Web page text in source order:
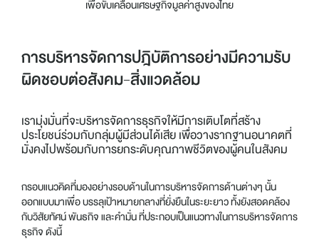
เพื่อขับเคลื่อนเศรษฐกิจมูลค่าสูงของไทย
การบริหารจัดการปฎิบัติการอย่างมีความรับ
ผิดชอบต่อสังคม-สิ่งแวดล้อม
เรามุ่งมั่นที่จะบริหารจัดการธุรกิจให้มีการเติบโตที่สร้าง
ประโยชน์ร่วมกับกลุ่มผู้มีส่วนได้เสีย เพื่อวางรากฐานอนาคตที่
มั่งคงไปพร้อมกับการยกระดับคุณภาพชีวิตของผู้คนในสังคม
กรอบแนวคิดที่มองอย่างรอบด้านในการบริหารจัดการด้านต่างๆ นั้น
ออกแบบมาเพื่อ บรรลุเป้าหมายกลางที่ยั่งยืนในระยะยาว ทั้งยังสอดคล้อง
กับวิสัยทัศน์ พันธกิจ และคำมั่น ที่ประกอบเป็นแนวทางในการบริหารจัดการ
ธุรกิจ ดังนี้